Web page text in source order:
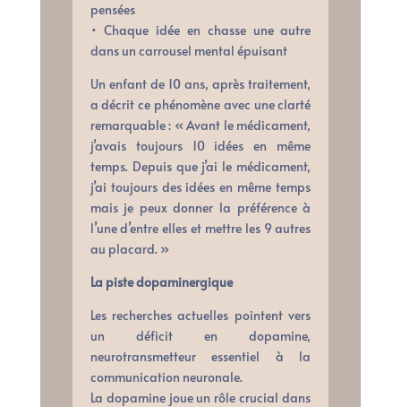
pensées
• Chaque idée en chasse une autre
dans un carrousel mental épuisant
Un enfant de 10 ans, après traitement,
a décrit ce phénomène avec une clarté
remarquable : « Avant le médicament,
j’avais toujours 10 idées en même
temps. Depuis que j’ai le médicament,
j’ai toujours des idées en même temps
mais je peux donner la préférence à
l’une d’entre elles et mettre les 9 autres
au placard. »
La piste dopaminergique
Les recherches actuelles pointent vers
un déficit en dopamine,
neurotransmetteur essentiel à la
communication neuronale.
La dopamine joue un rôle crucial dans